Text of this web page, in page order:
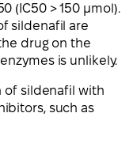
(IC50 > 150 μmol).
sildenafil are
drug on the
is unlikely.
of sildenafil with
such as